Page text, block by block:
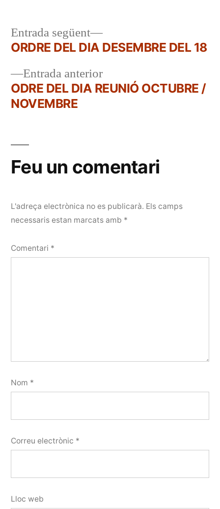
Navegació
d'entrades
Entrada anteriorEntrada
anterior:
ODRE DEL DIA REUNIÓ OCTUBRE /
NOVEMBRE
Entrada següent
Entrada
següent:
ORDRE DEL DIA DESEMBRE DEL 18
Feu un comentari
L'adreça electrònica no es publicarà. Els camps
necessaris estan marcats amb *
Comentari *
Nom *
Correu electrònic *
Lloc web